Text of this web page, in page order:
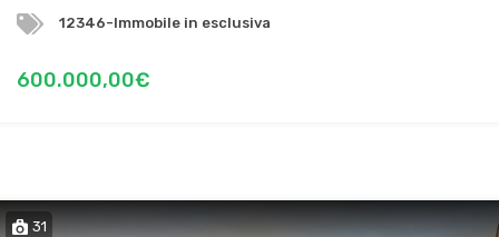
12346-Immobile in esclusiva
600.000,00€
31